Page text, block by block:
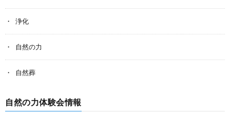
浄化
自然の力
自然葬
自然の力体験会情報